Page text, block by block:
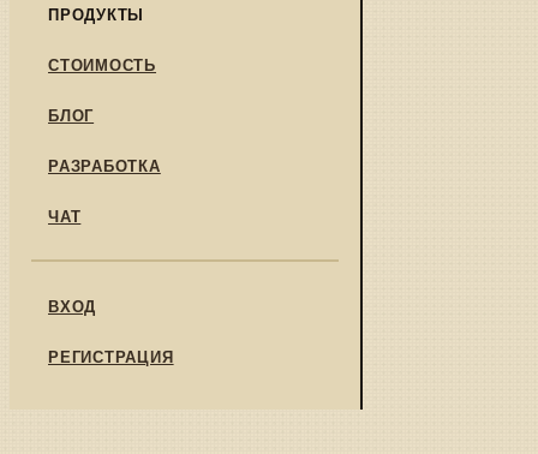
ПРОДУКТЫ
СТОИМОСТЬ
БЛОГ
РАЗРАБОТКА
ЧАТ
ВХОД
РЕГИСТРАЦИЯ